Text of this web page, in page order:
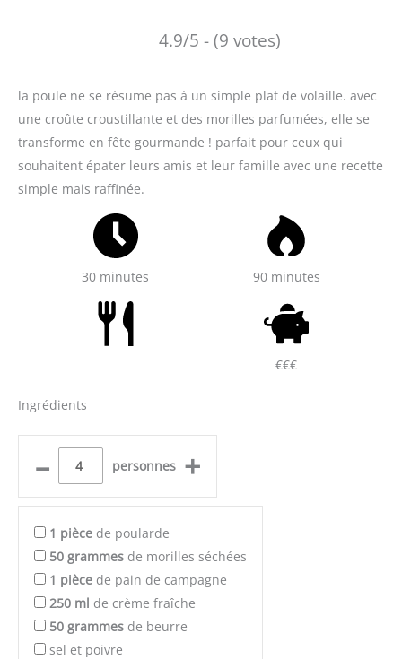
4.9/5 - (9 votes)
la poule ne se résume pas à un simple plat de volaille. avec
une croûte croustillante et des morilles parfumées, elle se
transforme en fête gourmande ! parfait pour ceux qui
souhaitent épater leurs amis et leur famille avec une recette
simple mais raffinée.
30 minutes 90 minutes
€€€
Ingrédients
– personnes +
1 pièce de poularde
50 grammes de morilles séchées
1 pièce de pain de campagne
250 ml de crème fraîche
50 grammes de beurre
sel et poivre